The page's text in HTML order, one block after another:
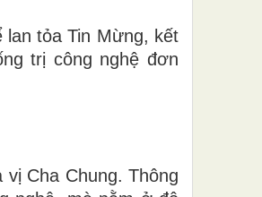
lan tỏa Tin Mừng, kết
trị công nghệ đơn
Cha Chung. Thông